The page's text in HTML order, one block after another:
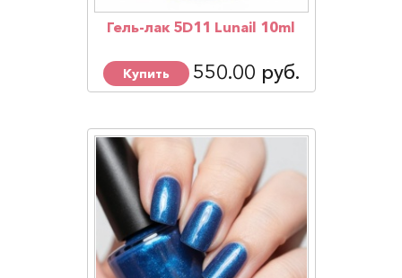
Гель-лак 5D11 Lunail 10ml
Купить 550.00 руб.